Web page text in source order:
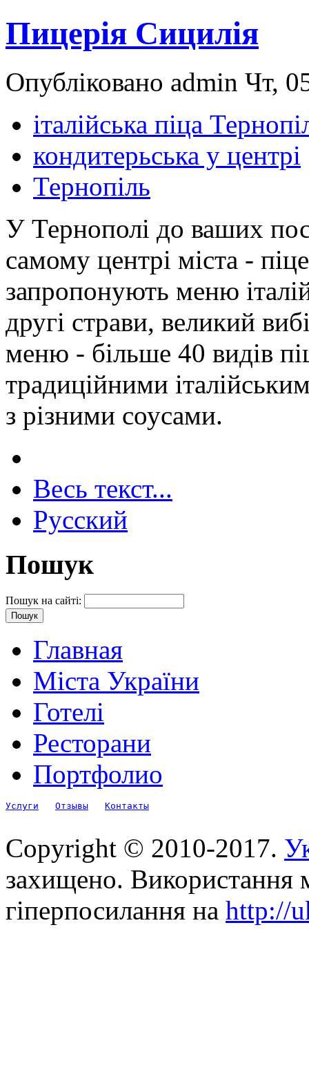
Пицерія Сицилія
Опубліковано admin Чт,
італійська піца
кондитерьська у центрі
Тернопіль
У Тернополі до ваших
самому центрі міста -
запропонують меню
другі страви, великий
меню - більше 40 видів
традиційними
з різними соусами.
Весь текст...
Русский
Пошук
Пошук на сайті:
Главная
Міста України
Готелі
Ресторани
Портфолио
Услуги Отзывы Контакты
Copyright © 2010-2017.
захищено. Використання
гіперпосилання на http://